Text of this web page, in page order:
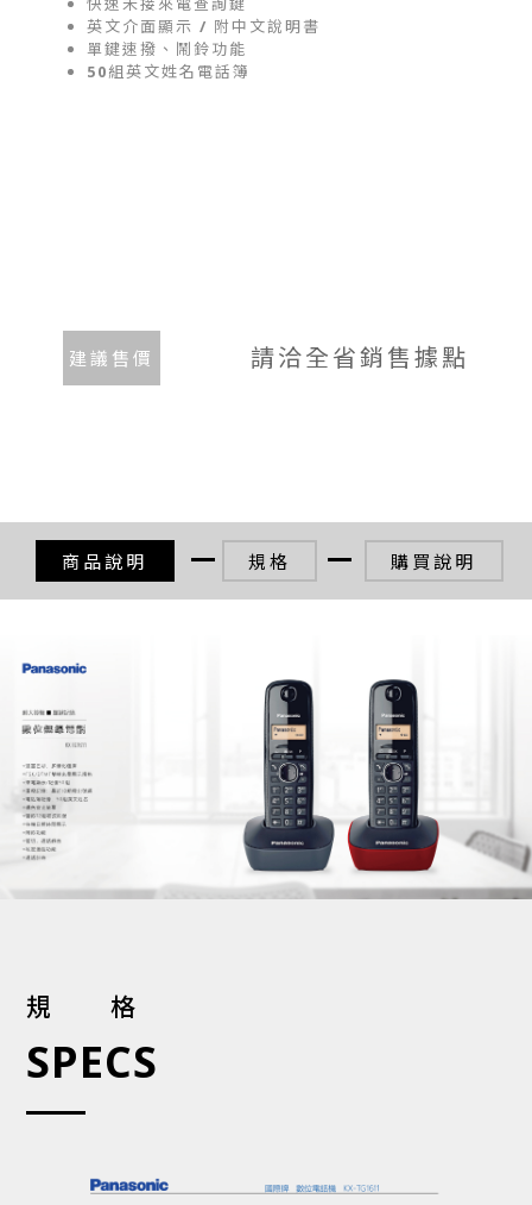
英文介面顯示 / 附中文說明書
單鍵速撥、鬧鈴功能
50組英文姓名電話簿
建議售價 請洽全省銷售據點
商品說明 規格 購買說明
規格
SPECS